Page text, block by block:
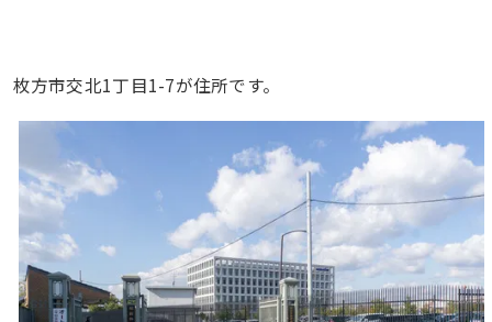
枚方市交北1丁目1-7が住所です。